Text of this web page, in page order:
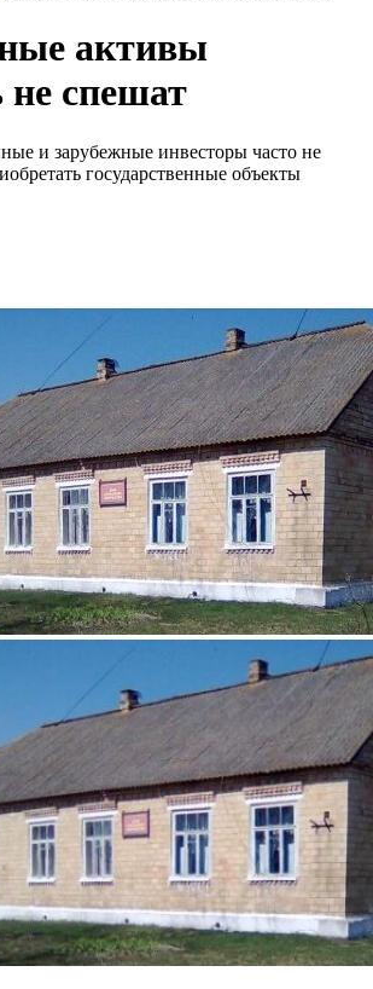
активы
не спешат
и зарубежные инвесторы часто не
государственные объекты